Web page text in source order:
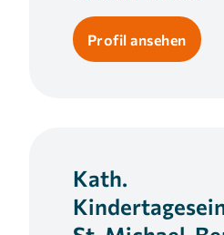
Profil ansehen
Kath.